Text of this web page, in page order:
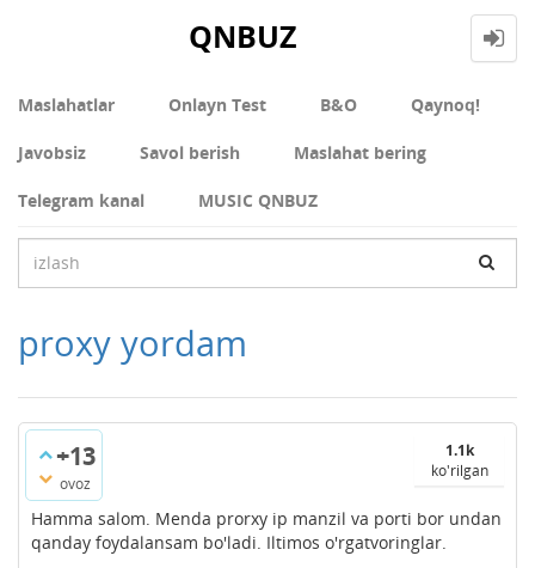
QNBUZ
Maslahatlar Onlayn Test В&О Qaynoq!
Javobsiz Savol berish Maslahat bering
Telegram kanal MUSIC QNBUZ
proxy yordam
+13
ovoz
1.1k
ko'rilgan
Hamma salom. Menda prorxy ip manzil va porti bor undan
qanday foydalansam bo'ladi. Iltimos o'rgatvoringlar.